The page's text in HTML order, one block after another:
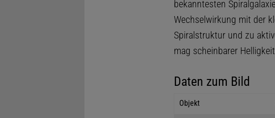
bekanntesten
Wechselwirkung mit der
Spiralstruktur und zu
mag scheinbarer
Daten zum Bild
Objekt